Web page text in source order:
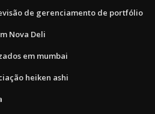
de gerenciamento de portfólio
Nova Deli
em mumbai
heiken ashi